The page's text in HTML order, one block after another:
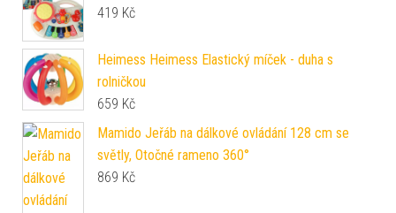
419 Kč
Heimess Heimess Elastický míček - duha s
rolničkou
659 Kč
Mamido Jeřáb na dálkové ovládání 128 cm se
světly, Otočné rameno 360°
869 Kč